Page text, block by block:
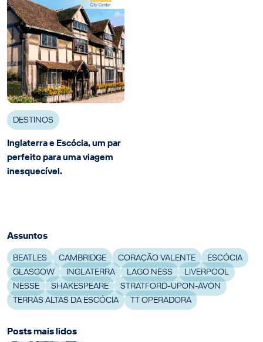
DESTINOS
Inglaterra e Escócia, um par
perfeito para uma viagem
inesquecível.
Assuntos
BEATLES CAMBRIDGE CORAÇÃO VALENTE
ESCÓCIA
GLASGOW
INGLATERRA LAGO NESS
LIVERPOOL
NESSE
SHAKESPEARE
STRATFORD-UPON-AVON
TERRAS ALTAS DA ESCÓCIA
TT OPERADORA
Posts mais lidos